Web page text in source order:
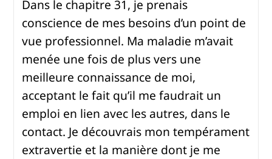
Dans le chapitre 31, je prenais
conscience de mes besoins d’un point de
vue professionnel. Ma maladie m’avait
menée une fois de plus vers une
meilleure connaissance de moi,
acceptant le fait qu’il me faudrait un
emploi en lien avec les autres, dans le
contact. Je découvrais mon tempérament
extravertie et la manière dont je me